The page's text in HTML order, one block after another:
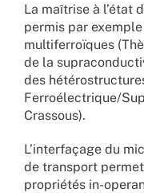
La maîtrise à l’état
permis par
multiferroïques
de la
des
Ferroélectrique/
Crassous).
L’interfaçage du
de transport
propriétés in-